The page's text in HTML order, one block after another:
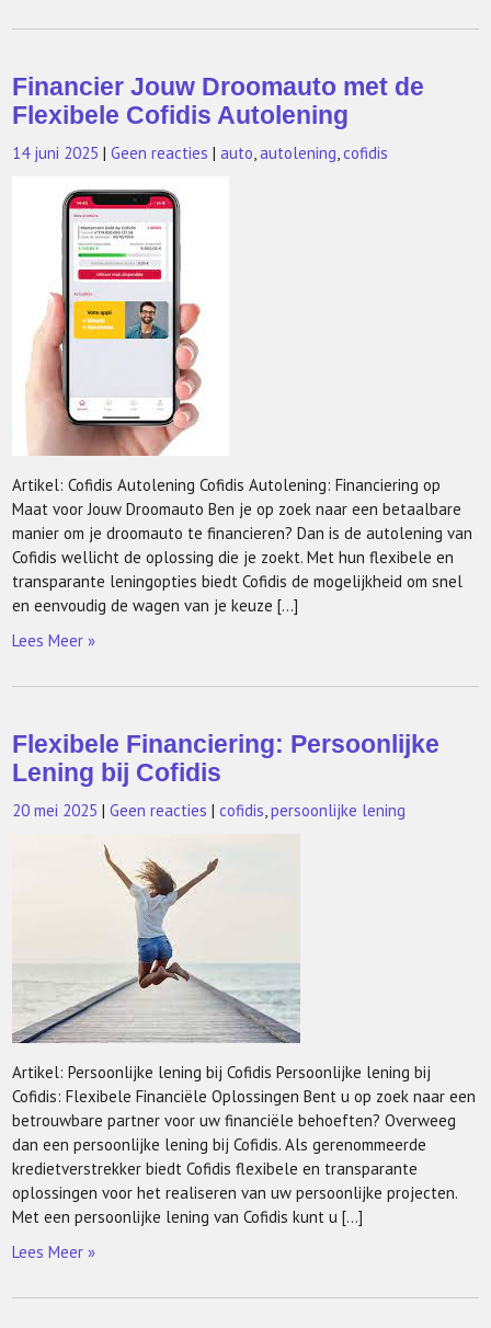
Financier Jouw Droomauto met de
Flexibele Cofidis Autolening
14 juni 2025 |Geen reacties |auto,autolening,cofidis
Artikel: Cofidis Autolening Cofidis Autolening: Financiering op
Maat voor Jouw Droomauto Ben je op zoek naar een betaalbare
manier om je droomauto te financieren? Dan is de autolening van
Cofidis wellicht de oplossing die je zoekt. Met hun flexibele en
transparante leningopties biedt Cofidis de mogelijkheid om snel
en eenvoudig de wagen van je keuze […]
Lees Meer »
Flexibele Financiering: Persoonlijke
Lening bij Cofidis
20 mei 2025 |Geen reacties |cofidis,persoonlijke lening
Artikel: Persoonlijke lening bij Cofidis Persoonlijke lening bij
Cofidis: Flexibele Financiële Oplossingen Bent u op zoek naar een
betrouwbare partner voor uw financiële behoeften? Overweeg
dan een persoonlijke lening bij Cofidis. Als gerenommeerde
kredietverstrekker biedt Cofidis flexibele en transparante
oplossingen voor het realiseren van uw persoonlijke projecten.
Met een persoonlijke lening van Cofidis kunt u […]
Lees Meer »